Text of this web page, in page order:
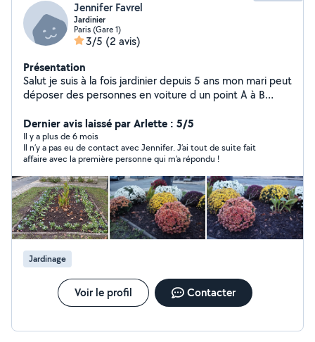
Jennifer Favrel
Jardinier
Paris (Gare 1)
3/5 (2 avis)
Présentation
Salut je suis à la fois jardinier depuis 5 ans mon mari peut
déposer des personnes en voiture d un point A à B
Dernier avis laissé par Arlette : 5/5
Il y a plus de 6 mois
Il n’y a pas eu de contact avec Jennifer. J’ai tout de suite fait
affaire avec la première personne qui m’a répondu !
Jardinage
Voir le profil Contacter